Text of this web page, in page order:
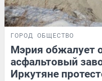
ГОРОД ОБЩЕСТВО
Мэрия обжалует
асфальтовый
Иркутяне